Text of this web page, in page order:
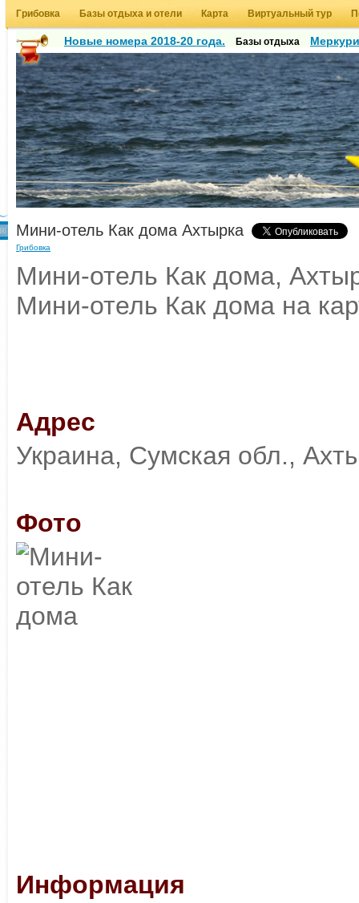
Грибовка Базы отдыха и отели Карта Виртуальный тур
Новые номера 2018-20 года. Базы отдыха
Грибовка
Мини-отель Как дома Ахтырка
Мини-отель Как дома,
Мини-отель Как дома на
Адрес
Украина, Сумская обл.,
Фото
Информация